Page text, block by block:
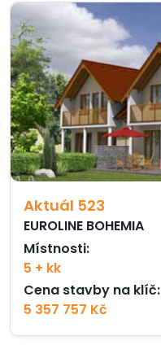
Aktuál 523
EUROLINE BOHEMIA
Místnosti:
5 + kk
Cena stavby na klíč:
5 357 757 Kč